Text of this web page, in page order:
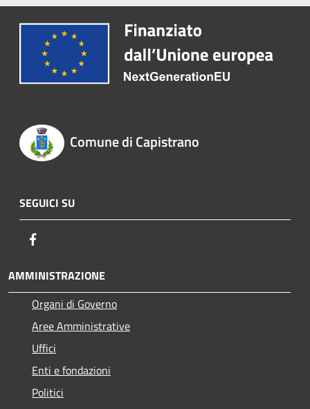
Comune di Capistrano
SEGUICI SU
AMMINISTRAZIONE
Organi di Governo
Aree Amministrative
Uffici
Enti e fondazioni
Politici